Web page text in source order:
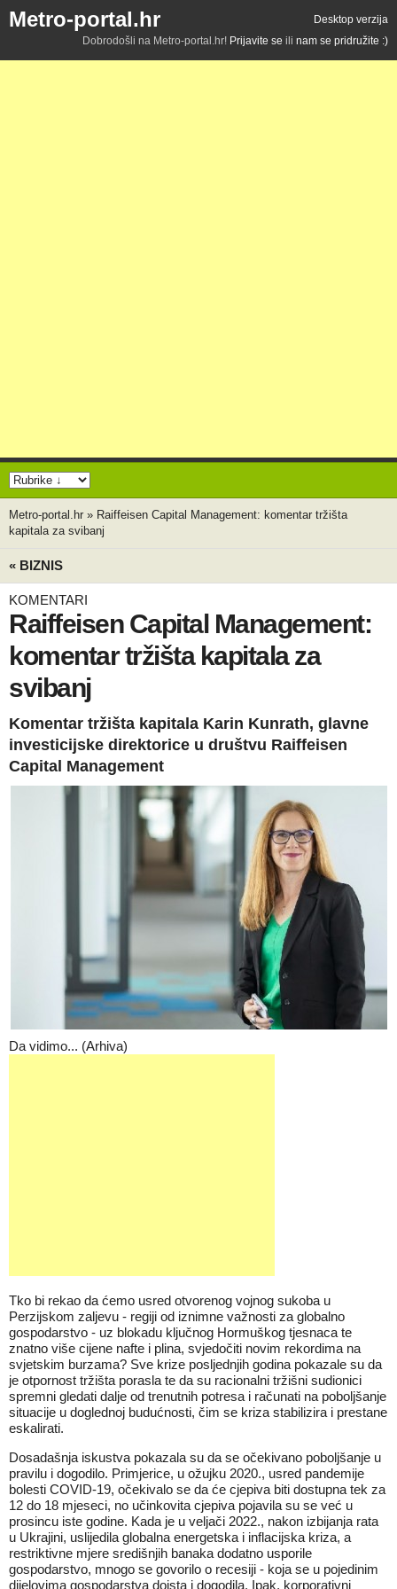
Metro-portal.hr
Desktop verzija
Dobrodošli na Metro-portal.hr! Prijavite se ili nam se pridružite :)
Metro-portal.hr » Raiffeisen Capital Management: komentar tržišta
kapitala za svibanj
« BIZNIS
KOMENTARI
Raiffeisen Capital Management:
komentar tržišta kapitala za
svibanj
Komentar tržišta kapitala Karin Kunrath, glavne
investicijske direktorice u društvu Raiffeisen
Capital Management
Da vidimo... (Arhiva)
Tko bi rekao da ćemo usred otvorenog vojnog sukoba u
Perzijskom zaljevu - regiji od iznimne važnosti za globalno
gospodarstvo - uz blokadu ključnog Hormuškog tjesnaca te
znatno više cijene nafte i plina, svjedočiti novim rekordima na
svjetskim burzama? Sve krize posljednjih godina pokazale su da
je otpornost tržišta porasla te da su racionalni tržišni sudionici
spremni gledati dalje od trenutnih potresa i računati na poboljšanje
situacije u doglednoj budućnosti, čim se kriza stabilizira i prestane
eskalirati.
Dosadašnja iskustva pokazala su da se očekivano poboljšanje u
pravilu i dogodilo. Primjerice, u ožujku 2020., usred pandemije
bolesti COVID-19, očekivalo se da će cjepiva biti dostupna tek za
12 do 18 mjeseci, no učinkovita cjepiva pojavila su se već u
prosincu iste godine. Kada je u veljači 2022., nakon izbijanja rata
u Ukrajini, uslijedila globalna energetska i inflacijska kriza, a
restriktivne mjere središnjih banaka dodatno usporile
gospodarstvo, mnogo se govorilo o recesiji - koja se u pojedinim
dijelovima gospodarstva doista i dogodila. Ipak, korporativni